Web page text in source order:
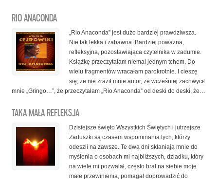
RIO ANACONDA
„Rio Anaconda” jest dużo bardziej prawdziwsza.
Nie tak lekka i zabawna. Bardziej poważna,
refleksyjna, pozostawiająca czytelnika w zadumie.
Książkę przeczytałam niemal jednym tchem. Do
wielu fragmentów wracałam parokrotnie. I cieszę
się, że nie zraził mnie autor, że wcześniej zachwycił
mnie „Gringo…”, że przeczytałam „Rio Anaconda” od deski do deski, że…
TAKA MAŁA REFLEKSJA
Dzisiejsze święto Wszystkich Świętych i jutrzejsze
Zaduszki są czasem wspominania tych, którzy
odeszli na zawsze. Te dwa dni skłaniają mnie do
myślenia o osobach mi najbliższych, dziadku, który
na wiele mi pozwalał, często brał na siebie moje
małe przewinienia, pomagał doprowadzić do